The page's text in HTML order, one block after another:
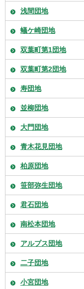
浅間団地
蟻ケ崎団地
双葉町第1団地
双葉町第2団地
寿団地
並柳団地
大門団地
青木花見団地
柏原団地
笹部弥生団地
君石団地
南松本団地
アルプス団地
二子団地
小宮団地